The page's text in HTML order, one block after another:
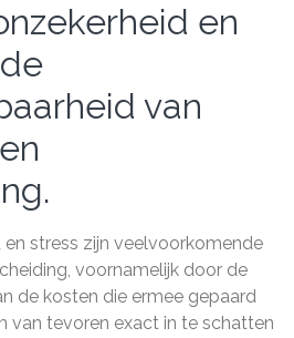
en
van
en stress zijn veelvoorkomende
voornamelijk door de
de kosten die ermee gepaard
van tevoren exact in te schatten